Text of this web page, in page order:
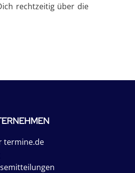
rechtzeitig über die
termine.de